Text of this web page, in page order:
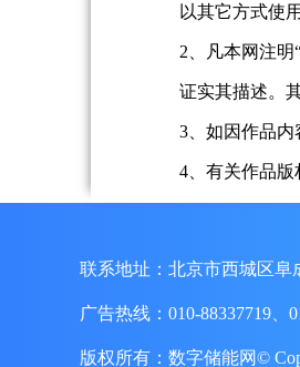
以其它方式使
2、凡本网注
证实其描述。
3、如因作品内
4、有关作品版
联系地址：北京市西城区阜
广告热线：010-88337719、
版权所有：数字储能网©